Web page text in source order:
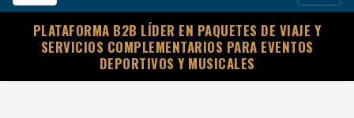
PLATAFORMA B2B LÍDER EN PAQUETES DE VIAJE Y
SERVICIOS COMPLEMENTARIOS PARA EVENTOS
DEPORTIVOS Y MUSICALES